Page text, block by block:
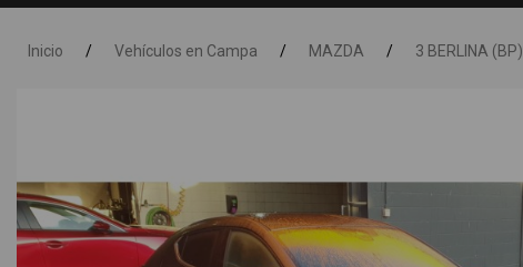
Inicio / Vehículos en Campa / MAZDA / 3 BERLINA (BP)